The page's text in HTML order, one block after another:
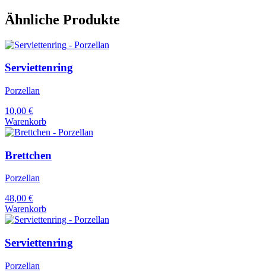
Ähnliche Produkte
Serviettenring
Porzellan
10,00 €
Warenkorb
Brettchen
Porzellan
48,00 €
Warenkorb
Serviettenring
Porzellan